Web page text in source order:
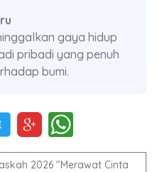
gaya hidup
pribadi yang penuh
bumi.
2026 "Merawat Cinta